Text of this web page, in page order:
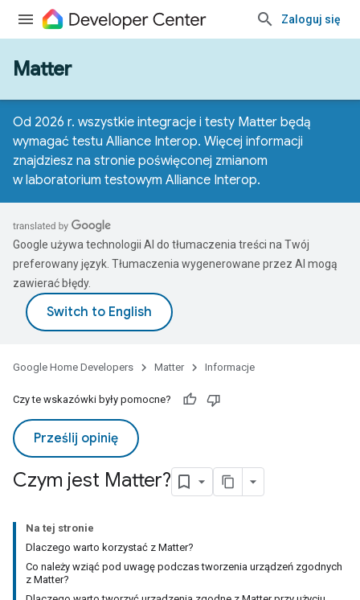
Zaloguj się
Matter
Od 2026 r. wszystkie integracje i testy Matter będą
wymagać testu Alliance Interop. Więcej informacji
znajdziesz na stronie poświęconej zmianom
w laboratorium testowym Alliance Interop.
Google używa technologii AI do tłumaczenia treści na Twój
preferowany język. Tłumaczenia wygenerowane przez AI mogą
zawierać błędy.
Google Home Developers Matter Informacje
Czy te wskazówki były pomocne?
Prześlij opinię
Czym jest Matter?
Na tej stronie
Dlaczego warto korzystać z Matter?
Co należy wziąć pod uwagę podczas tworzenia urządzeń zgodnych
z Matter?